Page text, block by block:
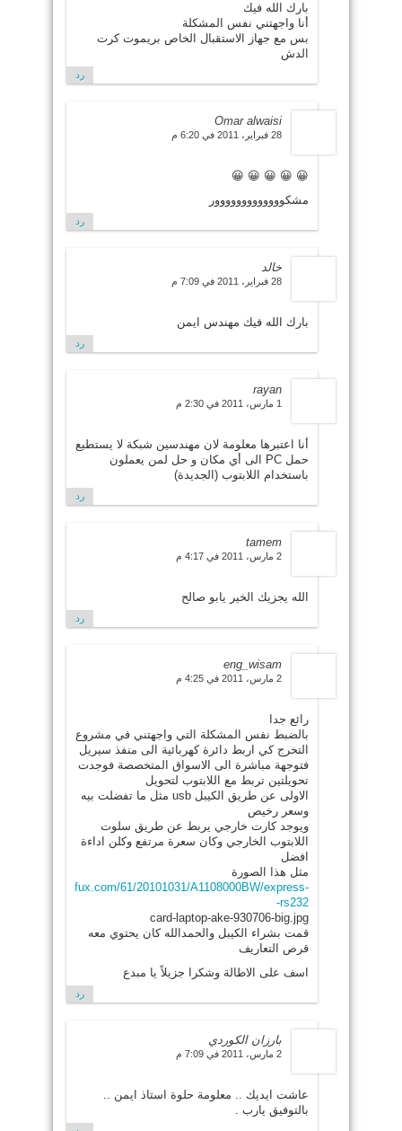
بارك الله فيك
أنا واجهتني نفس المشكلة
بس مع جهاز الاستقبال الخاص بريموت كرت
الدش
رد
Omar alwaisi
28 فبراير، 2011 في 6:20 م
😀 😀 😀 😀 😀
مشكووووووووووووور
رد
خالد
28 فبراير، 2011 في 7:09 م
بارك الله فيك مهندس ايمن
رد
rayan
1 مارس، 2011 في 2:30 م
أنا اعتبرها معلومة لان مهندسين شبكة لا يستطيع
حمل PC الى أي مكان و حل لمن يعملون
باستخدام اللابتوب (الجديدة)
رد
tamem
2 مارس، 2011 في 4:17 م
الله يجزيك الخير يابو صالح
رد
eng_wisam
2 مارس، 2011 في 4:25 م
رائع جدا
بالضبط نفس المشكلة التي واجهتني في مشروع
التخرج كي اربط دائرة كهربائية الى منفذ سيريل
فتوجهة مباشرة الى الاسواق المتخصصة فوجدت
تحويلتين تربط مع اللابتوب لتحويل
الاولى عن طريق الكيبل usb مثل ما تفضلت بيه
وسعر رخيص
ويوجد كارت خارجي يربط عن طريق سلوت
اللابتوب الخارجي وكان سعرة مرتفع وكلن اداءة
افضل
مثل هذا الصورة
http://p.lefux.com/61/20101031/A1108000BW/express-
rs232-
card-laptop-ake-930706-big.jpg
قمت بشراء الكيبل والحمدالله كان يحتوي معه
قرص التعاريف
اسف على الاطالة وشكرا جزيلاً يا مبدع
رد
بارزان الكوردي
2 مارس، 2011 في 7:09 م
عاشت ايديك .. معلومة حلوة استاذ ايمن ..
بالتوفيق يارب .